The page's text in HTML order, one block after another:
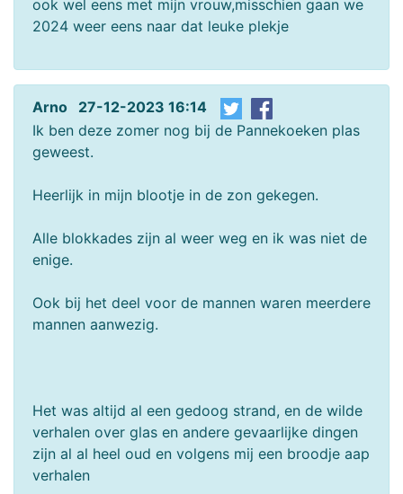
ook wel eens met mijn vrouw,misschien gaan we
2024 weer eens naar dat leuke plekje
Arno 27-12-2023 16:14
Ik ben deze zomer nog bij de Pannekoeken plas
geweest.
Heerlijk in mijn blootje in de zon gekegen.
Alle blokkades zijn al weer weg en ik was niet de
enige.
Ook bij het deel voor de mannen waren meerdere
mannen aanwezig.
Het was altijd al een gedoog strand, en de wilde
verhalen over glas en andere gevaarlijke dingen
zijn al al heel oud en volgens mij een broodje aap
verhalen